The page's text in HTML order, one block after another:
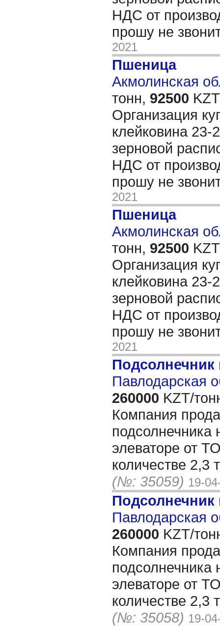
НДС от
прошу не
2021
Пшеница
Акмолинская
тонн, 92500
Организация
клейковина 23-
зерновой
НДС от
прошу не
2021
Пшеница
Акмолинская
тонн, 92500
Организация
клейковина 23-
зерновой
НДС от
прошу не
2021
Павлодарская
260000 KZT/
Компания
подсолнечника
элеваторе от
количестве 2,3
(№: 35059) 19-
Павлодарская
260000 KZT/
Компания
подсолнечника
элеваторе от
количестве 2,3
(№: 35058) 19-